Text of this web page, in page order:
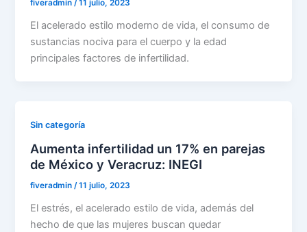
fiveradmin/11 julio, 2023
El acelerado estilo moderno de vida, el consumo de
sustancias nociva para el cuerpo y la edad
principales factores de infertilidad.
Sin categoría
Aumenta infertilidad un 17% en parejas
de México y Veracruz: INEGI
fiveradmin/11 julio, 2023
El estrés, el acelerado estilo de vida, además del
hecho de que las mujeres buscan quedar